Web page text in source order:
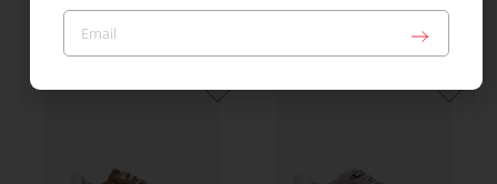
139.99